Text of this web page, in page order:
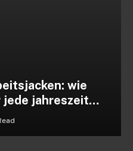
wie
jahreszeit